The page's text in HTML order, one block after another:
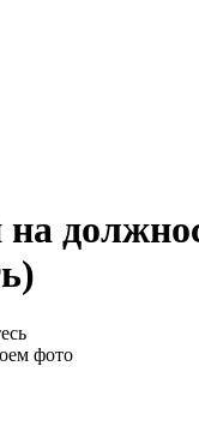
фото